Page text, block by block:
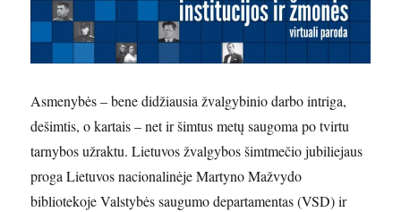
Asmenybės – bene didžiausia žvalgybinio darbo intriga,
dešimtis, o kartais – net ir šimtus metų saugoma po tvirtu
tarnybos užraktu. Lietuvos žvalgybos šimtmečio jubiliejaus
proga Lietuvos nacionalinėje Martyno Mažvydo
bibliotekoje Valstybės saugumo departamentas (VSD) ir